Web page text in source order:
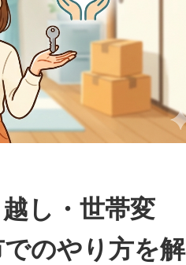
し・世帯変
のやり方を解